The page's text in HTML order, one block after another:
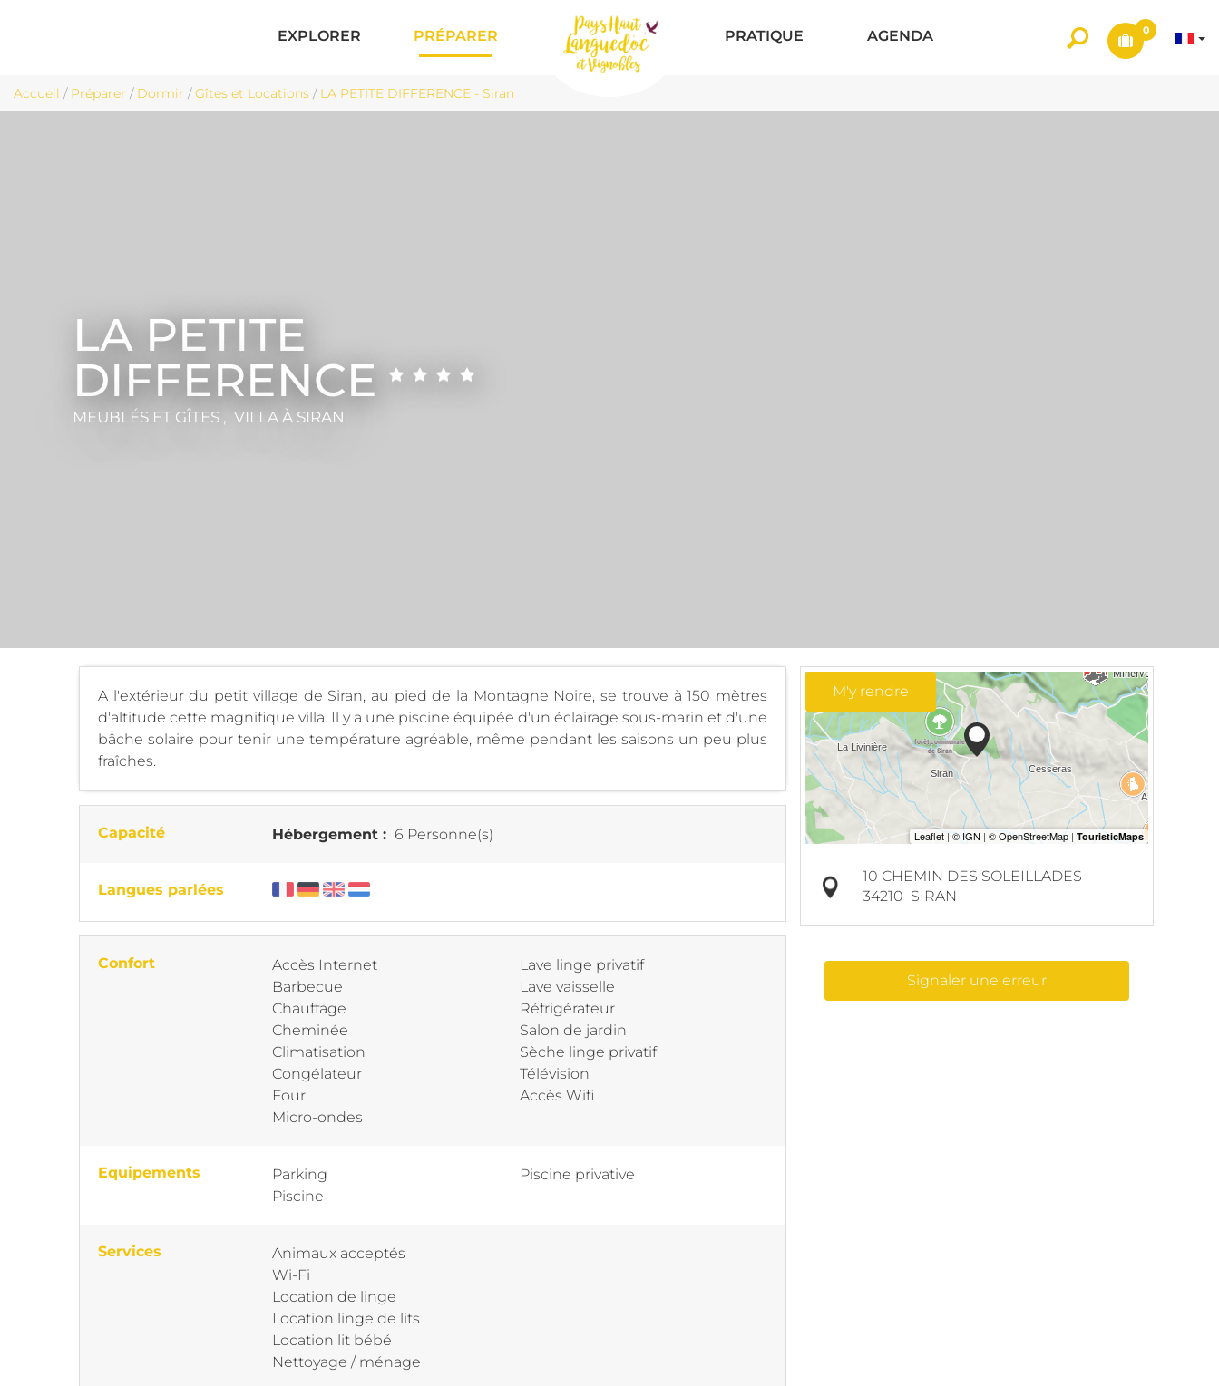
EXPLORER PRÉPARER PRATIQUE AGENDA 0
Accueil / Préparer / Dormir /Gîtes et Locations / LA PETITE DIFFERENCE - Siran
LA PETITE
DIFFERENCE
MEUBLÉS ET GÎTES , VILLA À SIRAN
A l'extérieur du petit village de Siran, au pied de la Montagne Noire, se trouve à 150 mètres
d'altitude cette magnifique villa. Il y a une piscine équipée d'un éclairage sous-marin et d'une
bâche solaire pour tenir une température agréable, même pendant les saisons un peu plus
fraîches.
Capacité Hébergement : 6 Personne(s)
Langues parlées
Confort
Accès Internet
Barbecue
Chauffage
Cheminée
Climatisation
Congélateur
Four
Micro-ondes
Lave linge privatif
Lave vaisselle
Réfrigérateur
Salon de jardin
Sèche linge privatif
Télévision
Accès Wifi
Equipements
Parking
Piscine
Piscine privative
Services
Animaux acceptés
Wi-Fi
Location de linge
Location linge de lits
Location lit bébé
Nettoyage / ménage
M'y rendre
10 CHEMIN DES SOLEILLADES
34210 SIRAN
Signaler une erreur